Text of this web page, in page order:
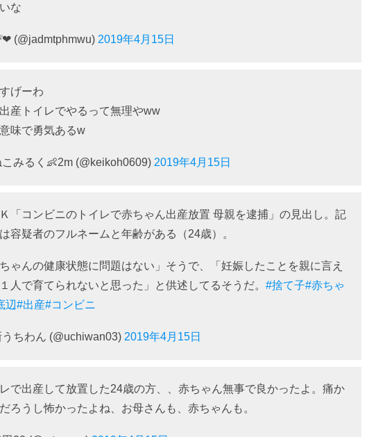
な
(@jadmtphmwu) 2019年4月15日
げーわ
産トイレでやるって無理やww
味で勇気あるw
みるく👶2m (@keikoh0609) 2019年4月15日
「コンビニのトイレで赤ちゃん出産放置 母親を逮捕」の見出し。記
容疑者のフルネームと年齢がある（24歳）。
ちゃんの健康状態に問題はない」そうで、「妊娠したことを親に言え
人で育てられないと思った」と供述してるそうだ。 #捨て子#赤ちゃ
辺#出産#コンビニ
ちわん (@uchiwan03) 2019年4月15日
レで出産して放置した24歳の方、、赤ちゃん無事で良かったよ。痛か
ろうし怖かったよね、お母さんも、赤ちゃんも。